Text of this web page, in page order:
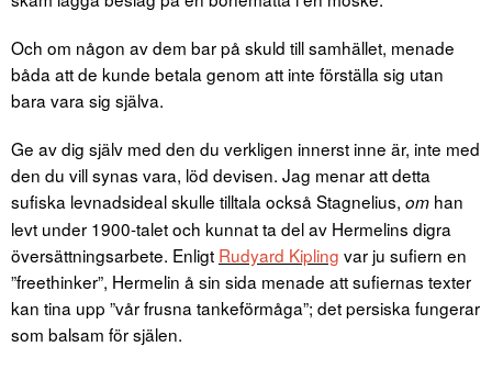
Och om någon av dem bar på skuld till samhället, menade
båda att de kunde betala genom att inte förställa sig utan
bara vara sig själva.
Ge av dig själv med den du verkligen innerst inne är, inte med
den du vill synas vara, löd devisen. Jag menar att detta
sufiska levnadsideal skulle tilltala också Stagnelius, om han
levt under 1900-talet och kunnat ta del av Hermelins digra
översättningsarbete. Enligt Rudyard Kipling var ju sufiern en
”freethinker”, Hermelin å sin sida menade att sufiernas texter
kan tina upp ”vår frusna tankeförmåga”; det persiska fungerar
som balsam för själen.